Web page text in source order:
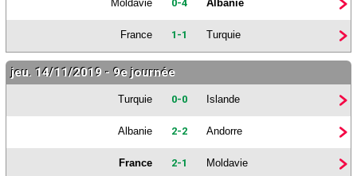
Moldavie 0-4 Albanie
France 1-1 Turquie
jeu. 14/11/2019 - 9e journée
Turquie 0-0 Islande
Albanie 2-2 Andorre
France 2-1 Moldavie